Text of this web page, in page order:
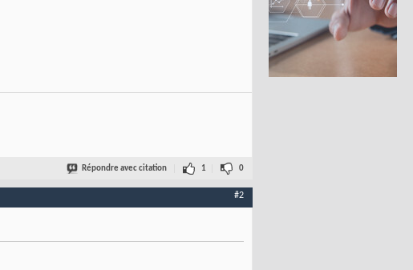
Répondre avec citation 1 0
#2